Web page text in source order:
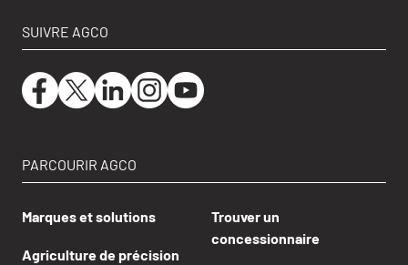
SUIVRE AGCO
PARCOURIR AGCO
Marques et solutions
Agriculture de précision
Trouver un
concessionnaire